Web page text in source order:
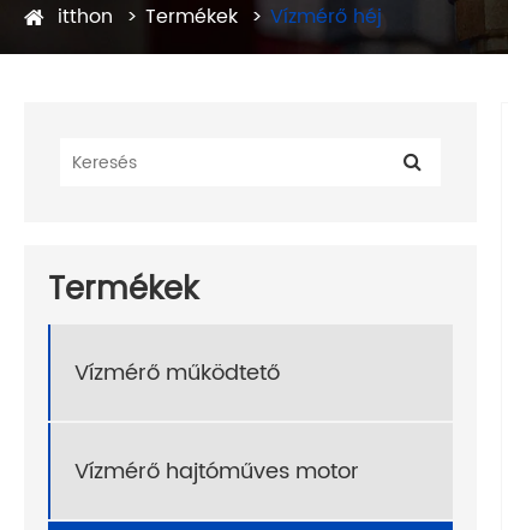
itthon Termékek Vízmérő héj
Termékek
Vízmérő működtető
Vízmérő hajtóműves motor